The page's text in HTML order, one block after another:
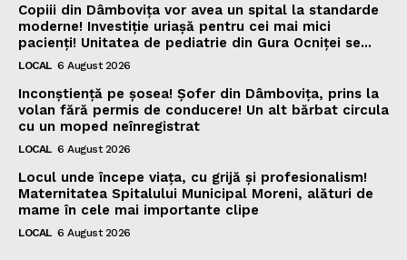
Copiii din Dâmbovița vor avea un spital la standarde
moderne! Investiție uriașă pentru cei mai mici
pacienți! Unitatea de pediatrie din Gura Ocniței se...
LOCAL 6 August 2026
Inconștiență pe șosea! Șofer din Dâmbovița, prins la
volan fără permis de conducere! Un alt bărbat circula
cu un moped neînregistrat
LOCAL 6 August 2026
Locul unde începe viața, cu grijă și profesionalism!
Maternitatea Spitalului Municipal Moreni, alături de
mame în cele mai importante clipe
LOCAL 6 August 2026